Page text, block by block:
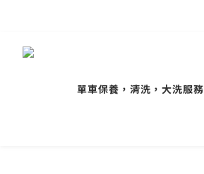
單車保養，清洗，大洗服務